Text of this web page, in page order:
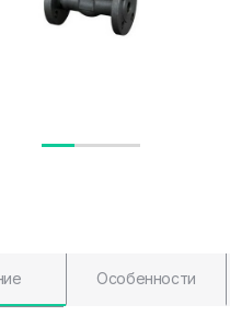
Особенности